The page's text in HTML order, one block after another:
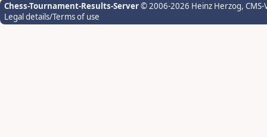
Chess-Tournament-Results-Server© 2006-2026 Heinz Herzog,
Legal details/Terms of use